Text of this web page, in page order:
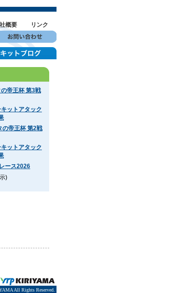
リンク
概要
帝王杯 第3戦
ットアタック
の帝王杯 第2戦
ットアタック
ース2026
)
All Rights Reserved.